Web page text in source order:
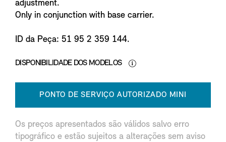
adjustment.
Only in conjunction with base carrier.
ID da Peça: 51 95 2 359 144.
DISPONIBILIDADE DOS MODELOS
PONTO DE SERVIÇO AUTORIZADO MINI
Os preços apresentados são válidos salvo erro
tipográfico e estão sujeitos a alterações sem aviso